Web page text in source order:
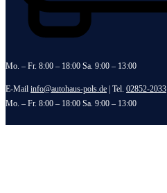
Mo. – Fr. 8:00 – 18:00 Sa. 9:00 – 13:00
E-Mail info@autohaus-pols.de | Tel. 02852-2033
Mo. – Fr. 8:00 – 18:00 Sa. 9:00 – 13:00